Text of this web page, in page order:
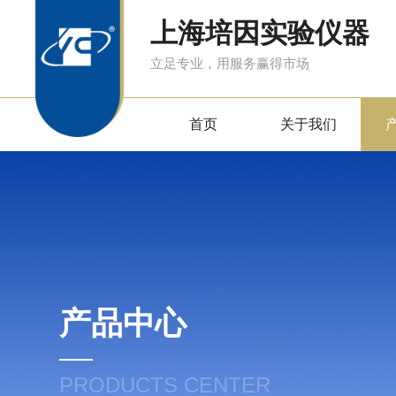
上海培因实验仪器
立足专业，用服务赢得市场
首页 关于我们
产品中心
PRODUCTS CENTER